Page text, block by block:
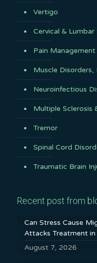
Vertigo
Cervical &
Pain Management
Muscle
Neuroinfectious
Multiple Sclerosis
Tremor
Spinal Cord
Traumatic Brain
Recent post from
Can Stress Cause
Attacks Treatment in
August 7, 2026